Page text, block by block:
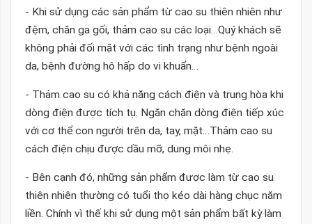
- Khi sử dụng các sản phẩm từ cao su thiên nhiên như
đệm, chăn ga gối, thảm cao su các loại…Quý khách sẽ
không phải đối mặt với các tình trạng như bệnh ngoài
da, bệnh đường hô hấp do vi khuẩn…
- Thảm cao su có khả năng cách điện và trung hòa khi
dòng điện được tích tụ. Ngăn chặn dòng điện tiếp xúc
với cơ thể con người trên da, tay, mặt…Thảm cao su
cách điện chịu được dầu mỡ, dung môi nhẹ.
- Bên cạnh đó, những sản phẩm được làm từ cao su
thiên nhiên thường có tuổi thọ kéo dài hàng chục năm
liền. Chính vì thế khi sử dụng một sản phẩm bất kỳ làm